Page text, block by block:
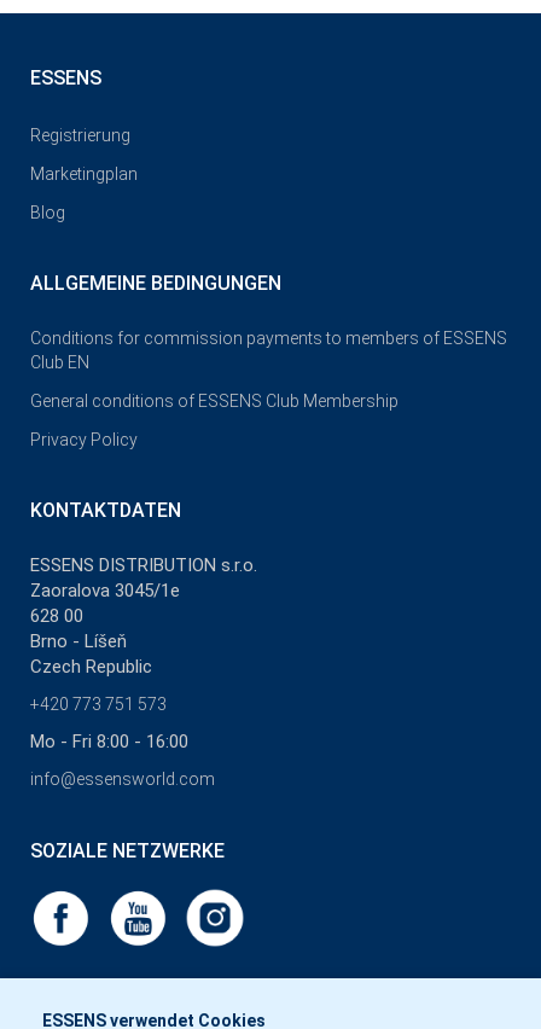
ESSENS verwendet Cookies
ESSENS
Registrierung
Marketingplan
Blog
ALLGEMEINE BEDINGUNGEN
Conditions for commission payments to members of ESSENS
Club EN
General conditions of ESSENS Club Membership
Privacy Policy
KONTAKTDATEN
ESSENS DISTRIBUTION s.r.o.
Zaoralova 3045/1e
628 00
Brno - Líšeň
Czech Republic
+420 773 751 573
Mo - Fri 8:00 - 16:00
info@essensworld.com
SOZIALE NETZWERKE